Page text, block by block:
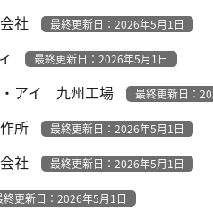
社 最終更新日：2026年5月1日
最終更新日：2026年5月1日
アイ 九州工場 最終更新日：
所 最終更新日：2026年5月1日
社 最終更新日：2026年5月1日
終更新日：2026年5月1日